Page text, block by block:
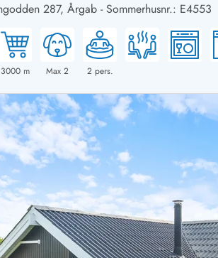
swimmingpool Sommerhuse med hund
inklusive
Sommerhuse
Sommerhuse
Feriehuse med
Sommerhuse
Sommerhuse for
Sommerhuse for
Sommerhuse for
i BlåvandSommerhuse i Hvide
287, Årgab -Sommerhusnr.: E4553
3000m Max 2 2pers.